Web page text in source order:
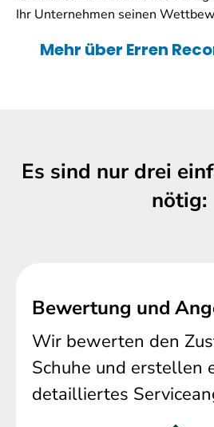
Ihr Unternehmen seinen
Mehr über Erren
Es sind nur drei
nötig:
Bewertung und
Wir bewerten den
Schuhe und erstellen
detailliertes